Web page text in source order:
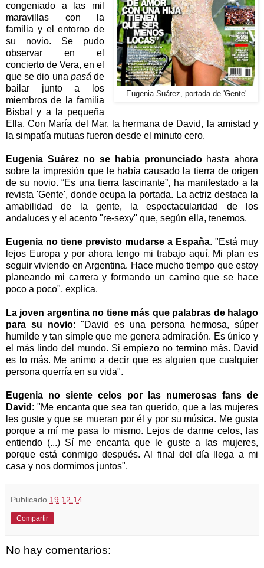
Eugenia Suárez, portada de 'Gente'
congeniado a las mil
maravillas con la
familia y el entorno de
su novio. Se pudo
observar en el
concierto de Vera, en el
que se dio una pasá de
bailar junto a los
miembros de la familia
Bisbal y a la pequeña
Ella. Con María del Mar, la hermana de David, la amistad y
la simpatía mutuas fueron desde el minuto cero.
Eugenia Suárez no se había pronunciadohasta ahora
sobre la impresión que le había causado la tierra de origen
de su novio. “Es una tierra fascinante”, ha manifestado a la
revista 'Gente', donde ocupa la portada. La actriz destaca la
amabilidad de la gente, la espectacularidad de los
andaluces y el acento "re-sexy" que, según ella, tenemos.
Eugenia no tiene previsto mudarse a España. "Está muy
lejos Europa y por ahora tengo mi trabajo aquí. Mi plan es
seguir viviendo en Argentina. Hace mucho tiempo que estoy
planeando mi carrera y formando un camino que se hace
poco a poco", explica.
La joven argentina no tiene más que palabras de halago
para su novio: "David es una persona hermosa, súper
humilde y tan simple que me genera admiración. Es único y
el más lindo del mundo. Si empiezo no termino más. David
es lo más. Me animo a decir que es alguien que cualquier
persona querría en su vida".
Eugenia no siente celos por las numerosas fans de
David : "Me encanta que sea tan querido, que a las mujeres
les guste y que se mueran por él y por su música. Me gusta
porque a mí me pasa lo mismo. Lejos de darme celos, las
entiendo (...) Sí me encanta que le guste a las mujeres,
porque está conmigo después. Al final del día llega a mi
casa y nos dormimos juntos".
Publicado 19.12.14
Compartir
No hay comentarios: